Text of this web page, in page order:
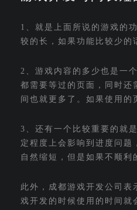
1、就是上面所说的游戏的
较的长，如果功能比较少的
2、游戏内容的多少也是一
都需要等过的页面，同时还
间也就更多了。如果使用的
3、还有一个比较重要的就
定程度上会影响到进度问题
自然缩短，但是如果不顺利
此外，成都游戏开发公司
戏开发的时候使用的时间就